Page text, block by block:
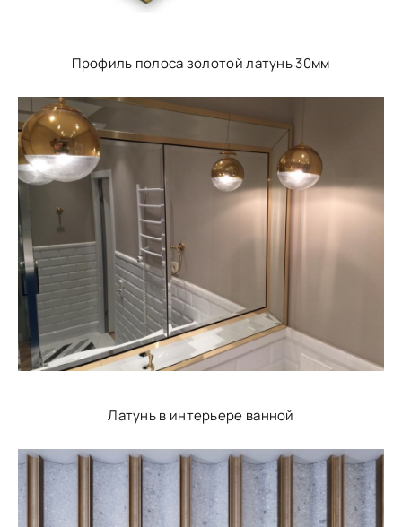
Профиль полоса золотой латунь 30мм
Латунь в интерьере ванной